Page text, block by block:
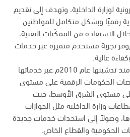
لوزارة الداخلية، وتهدف إلى تقديم
رقميًا وبشكل متكامل للمواطنين
الاستفادة من الممكّنات التقنية،
يوفر تجربة مستخدم متميزة عبر خدمات
عالية.
وحققت المنصة قفزات كبيرة منذ تدشينها عام 2010م عبر خدماتها
الحكومات الرقمية على مستوى
مستوى الشرق الأوسط، حيث
وزارة الداخلية مثل الجوازات
وصولاً إلى استحداث خدمات جديدة
الحكومية والقطاع الخاص.